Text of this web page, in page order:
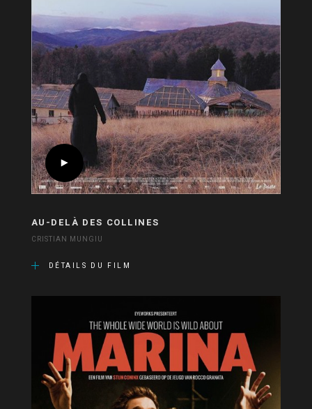
AU-DELÀ DES COLLINES
CRISTIAN MUNGIU
DÉTAILS DU FILM